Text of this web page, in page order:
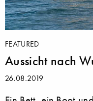
FEATURED
Aussicht nach
26.08.2019